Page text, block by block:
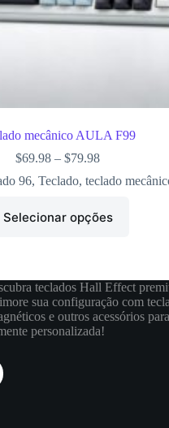
mecânico AULA F99
$69.98 – $79.98
96, Teclado, teclado
Selecionar opções
teclados Hall Effect
sua configuração com
e outros acessórios
personalizada!